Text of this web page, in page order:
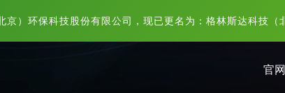
京）环保科技股份有限公司，现已更名为：格林斯达科技（
官